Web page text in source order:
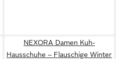
NEXORA Damen Kuh-
Hausschuhe – Flauschige Winter